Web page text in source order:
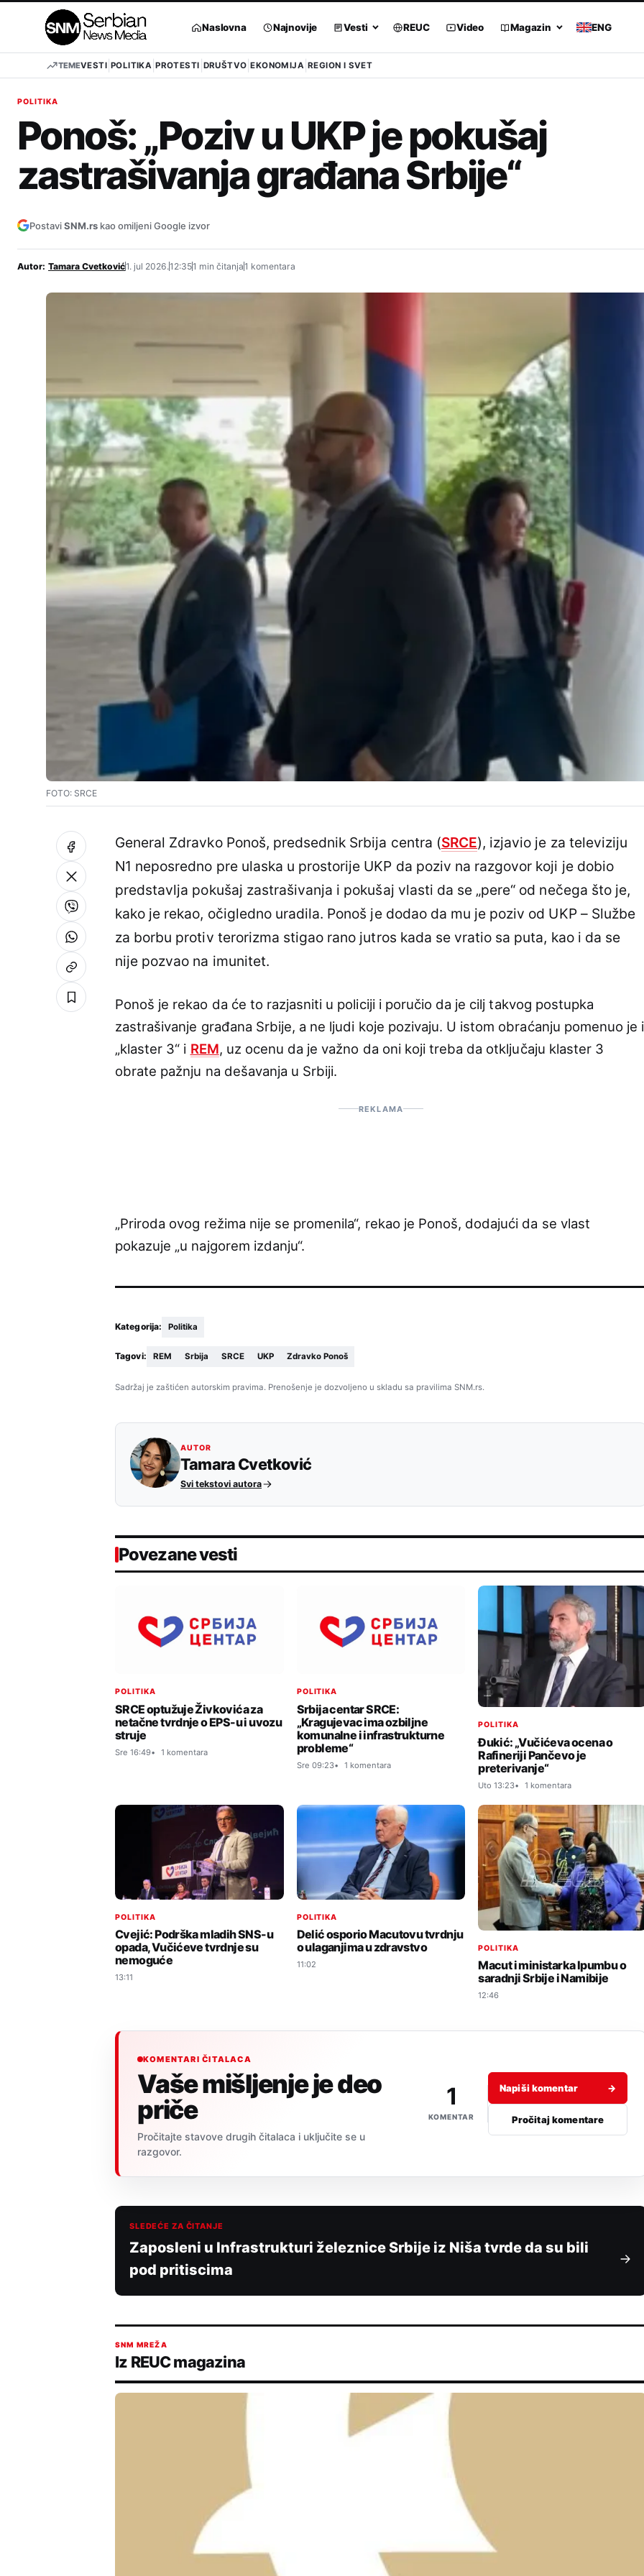
Naslovna Najnovije Vesti REUC Video Magazin ENG
TEMEVESTI POLITIKA PROTESTI DRUŠTVO EKONOMIJA REGION I SVET
POLITIKA
Ponoš: „Poziv u UKP je pokušaj
zastrašivanja građana Srbije“
PostaviSNM.rs kao omiljeni Google izvor
Autor: Tamara Cvetković1. jul 2026.12:351 min čitanja1 komentara
FOTO: SRCE
General Zdravko Ponoš, predsednik Srbija centra (SRCE), izjavio je za televiziju
N1 neposredno pre ulaska u prostorije UKP da poziv na razgovor koji je dobio
predstavlja pokušaj zastrašivanja i pokušaj vlasti da se „pere“ od nečega što je,
kako je rekao, očigledno uradila. Ponoš je dodao da mu je poziv od UKP – Službe
za borbu protiv terorizma stigao rano jutros kada se vratio sa puta, kao i da se
nije pozvao na imunitet.
Ponoš je rekao da će to razjasniti u policiji i poručio da je cilj takvog postupka
zastrašivanje građana Srbije, a ne ljudi koje pozivaju. U istom obraćanju pomenuo je i
„klaster 3“ i REM, uz ocenu da je važno da oni koji treba da otključaju klaster 3
obrate pažnju na dešavanja u Srbiji.
REKLAMA
„Priroda ovog režima nije se promenila“, rekao je Ponoš, dodajući da se vlast
pokazuje „u najgorem izdanju“.
Kategorija: Politika
Tagovi: REM Srbija SRCE UKP Zdravko Ponoš
Sadržaj je zaštićen autorskim pravima. Prenošenje je dozvoljeno u skladu sa pravilima SNM.rs.
AUTOR
Tamara Cvetković
Svi tekstovi autora
Povezane vesti
POLITIKA
SRCE optužuje Živkovića za
netačne tvrdnje o EPS-u i uvozu
struje
Sre 16:49 1 komentara
POLITIKA
Srbija centar SRCE:
„Kragujevac ima ozbiljne
komunalne i infrastrukturne
probleme“
Sre 09:23 1 komentara
POLITIKA
Đukić: „Vučićeva ocena o
Rafineriji Pančevo je
preterivanje“
Uto 13:23 1 komentara
POLITIKA
Cvejić: Podrška mladih SNS-u
opada, Vučićeve tvrdnje su
nemoguće
13:11
POLITIKA
Delić osporio Macutovu tvrdnju
o ulaganjima u zdravstvo
11:02
POLITIKA
Macut i ministarka Ipumbu o
saradnji Srbije i Namibije
12:46
KOMENTARI ČITALACA
Vaše mišljenje je deo
priče
Pročitajte stavove drugih čitalaca i uključite se u
razgovor.
1
KOMENTAR
Napiši komentar →
Pročitaj komentare
SLEDEĆE ZA ČITANJE
Zaposleni u Infrastrukturi železnice Srbije iz Niša tvrde da su bili
pod pritiscima
SNM MREŽA
Iz REUC magazina